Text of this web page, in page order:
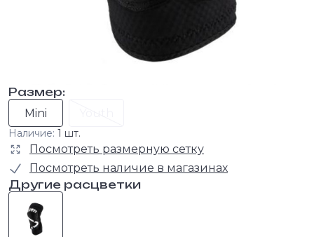
Размер:
Mini
Наличие: 1 шт.
Посмотреть размерную сетку
Посмотреть наличие в магазинах
Другие расцветки